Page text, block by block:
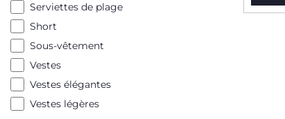
Serviettes de plage
Short
Sous-vêtement
Vestes
Vestes élégantes
Vestes légères